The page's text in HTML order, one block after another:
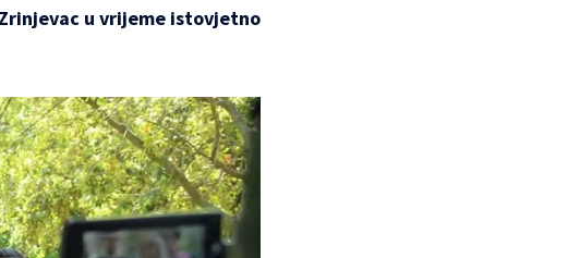
u vrijeme istovjetno